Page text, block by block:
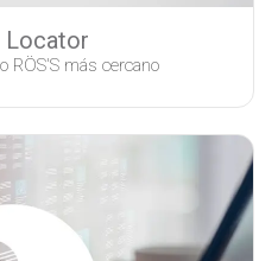
Locator
RÖS'S más cercano